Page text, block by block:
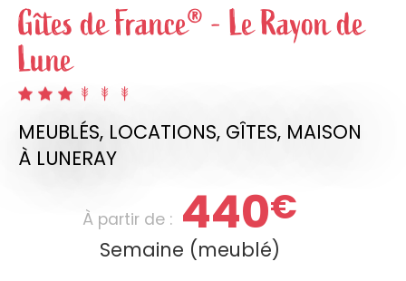
Gîtes de France® - Le Rayon de
Lune
MEUBLÉS, LOCATIONS, GÎTES, MAISON
À LUNERAY
À partir de : 440€
Semaine (meublé)